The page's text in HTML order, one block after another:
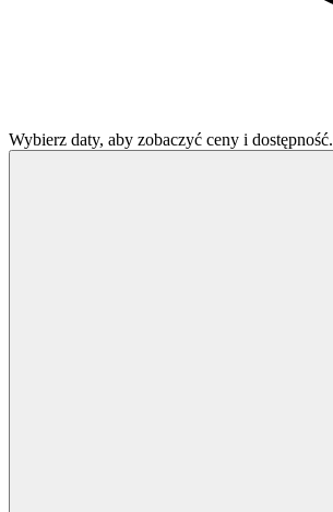
Wybierz daty, aby zobaczyć ceny i dostępność.